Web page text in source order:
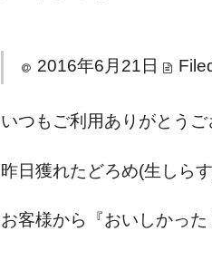
2016年6月21日
いつもご利用ありがとうご
昨日獲れたどろめ(生しら
お客様から『おいしかっ